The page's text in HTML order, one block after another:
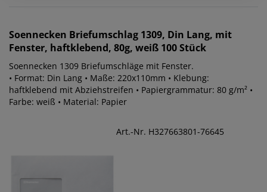
Soennecken Briefumschlag 1309, Din Lang, mit
Fenster, haftklebend, 80g, weiß 100 Stück
Soennecken 1309 Briefumschläge mit Fenster.
• Format: Din Lang • Maße: 220x110mm • Klebung:
haftklebend mit Abziehstreifen • Papiergrammatur: 80 g/m² •
Farbe: weiß • Material: Papier
Art.-Nr. H327663801-76645